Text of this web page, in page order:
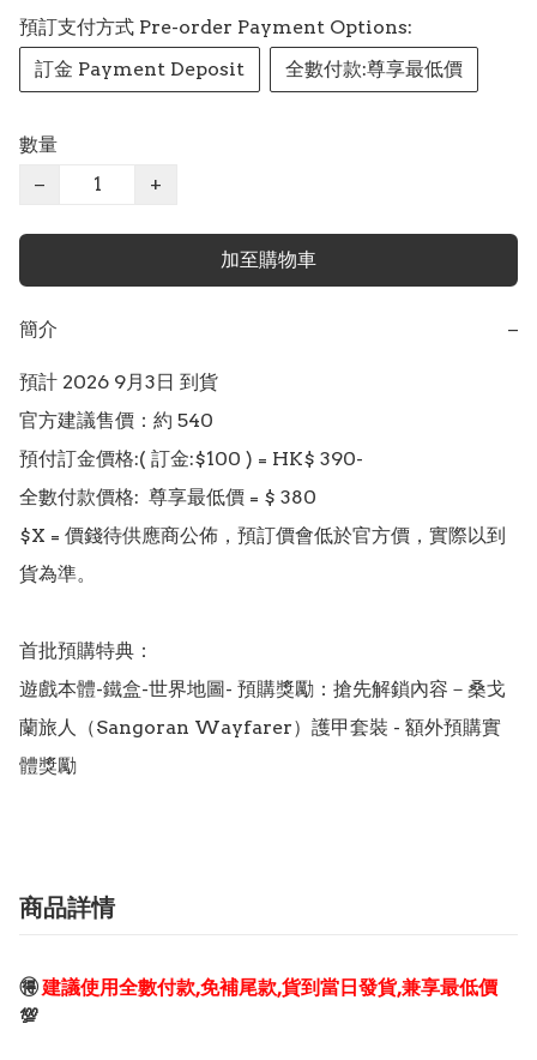
預訂支付方式 Pre-order Payment Options:
訂金 Payment Deposit
全數付款:尊享最低價
數量
−
+
加至購物車
簡介 −
預計 2026 9月3日 到貨
官方建議售價：約 540
預付訂金價格:( 訂金:$100 ) = HK$ 390-
全數付款價格:  尊享最低價 = $ 380
$X = 價錢待供應商公佈，預訂價會低於官方價，實際以到
貨為準。
首批預購特典：
遊戲本體-鐵盒-世界地圖- 預購獎勵：搶先解鎖內容－桑戈
蘭旅人（Sangoran Wayfarer）護甲套裝 - 額外預購實
體獎勵
商品詳情
🉐建議使用全數付款,免補尾款,貨到當日發貨,兼享最低價
💯